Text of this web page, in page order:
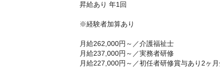
昇給あり 年1回
※経験者加算あり
月給262,000円～／介護福祉士
月給237,000円～／実務者研修
月給227,000円～／初任者研修賞与あり2ヶ